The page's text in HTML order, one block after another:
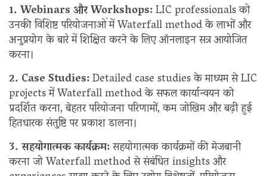
1. Webinars और Workshops:LIC professionals को
उनकी विशिष्ट परियोजनाओं में Waterfall method के लाभों और
अनुप्रयोग के बारे में शिक्षित करने के लिए ऑनलाइन सत्र आयोजित
करना।
2. Case Studies:Detailed case studies के माध्यम से LIC
projects में Waterfall method के सफल कार्यान्वयन को
प्रदर्शित करना, बेहतर परियोजना परिणामों, कम जोखिम और बढ़ी हुई
हितधारक संतुष्टि पर प्रकाश डालना।
3. सहयोगात्मक कार्यक्रम:सहयोगात्मक कार्यक्रमों की मेजबानी
करना जो Waterfall method से संबंधित insights और